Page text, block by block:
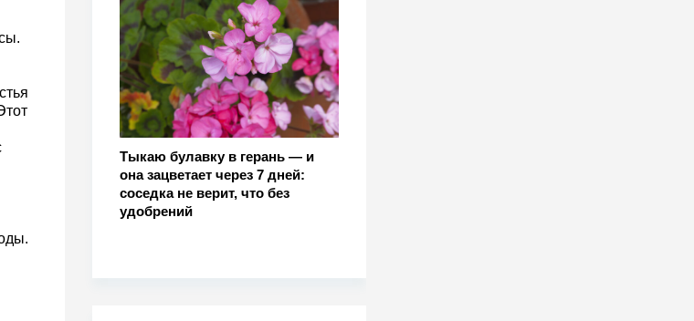
Тыкаю булавку в герань — и
она зацветает через 7 дней:
соседка не верит, что без
удобрений